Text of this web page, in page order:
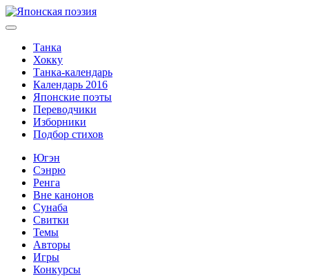
Танка
Хокку
Танка-календарь
Календарь 2016
Японские поэты
Переводчики
Изборники
Подбор стихов
Югэн
Сэнрю
Ренга
Вне канонов
Сунаба
Свитки
Темы
Авторы
Игры
Конкурсы